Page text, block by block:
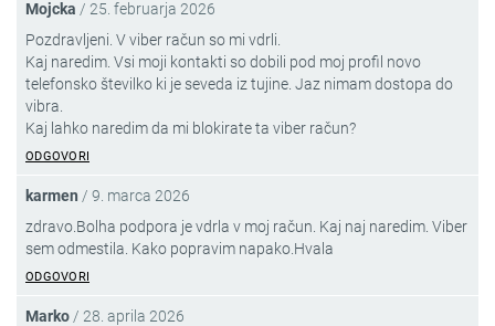
Mojcka / 25. februarja 2026
Pozdravljeni. V viber račun so mi vdrli.
Kaj naredim. Vsi moji kontakti so dobili pod moj profil novo
telefonsko številko ki je seveda iz tujine. Jaz nimam dostopa do
vibra.
Kaj lahko naredim da mi blokirate ta viber račun?
ODGOVORI
karmen / 9. marca 2026
zdravo.Bolha podpora je vdrla v moj račun. Kaj naj naredim. Viber
sem odmestila. Kako popravim napako.Hvala
ODGOVORI
Marko / 28. aprila 2026